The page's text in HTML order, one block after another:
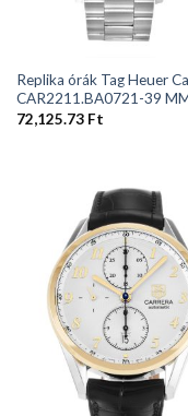
Replika órák Tag Heuer
CAR2211.BA0721-39
72,125.73 Ft